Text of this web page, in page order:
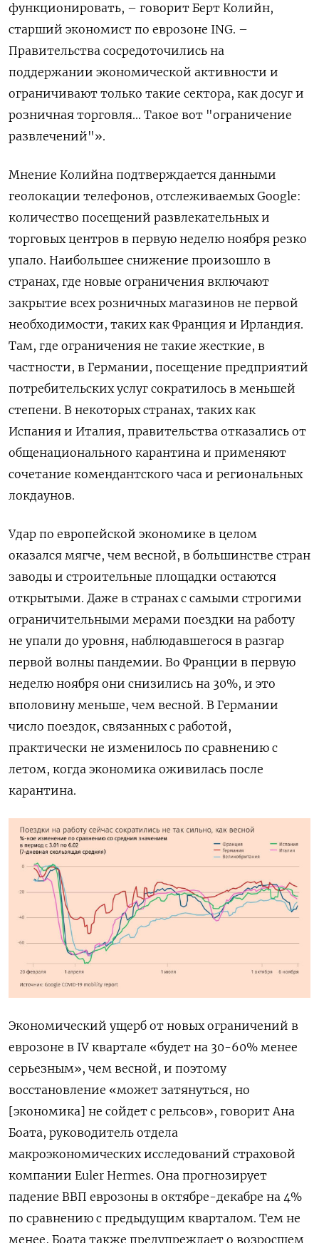
функционировать, – говорит Берт Колийн,
старший экономист по еврозоне ING. –
Правительства сосредоточились на
поддержании экономической активности и
ограничивают только такие сектора, как досуг и
розничная торговля... Такое вот "ограничение
развлечений"».
Мнение Колийна подтверждается данными
геолокации телефонов, отслеживаемых Google:
количество посещений развлекательных и
торговых центров в первую неделю ноября резко
упало. Наибольшее снижение произошло в
странах, где новые ограничения включают
закрытие всех розничных магазинов не первой
необходимости, таких как Франция и Ирландия.
Там, где ограничения не такие жесткие, в
частности, в Германии, посещение предприятий
потребительских услуг сократилось в меньшей
степени. В некоторых странах, таких как
Испания и Италия, правительства отказались от
общенационального карантина и применяют
сочетание комендантского часа и региональных
локдаунов.
Удар по европейской экономике в целом
оказался мягче, чем весной, в большинстве стран
заводы и строительные площадки остаются
открытыми. Даже в странах с самыми строгими
ограничительными мерами поездки на работу
не упали до уровня, наблюдавшегося в разгар
первой волны пандемии. Во Франции в первую
неделю ноября они снизились на 30%, и это
вполовину меньше, чем весной. В Германии
число поездок, связанных с работой,
практически не изменилось по сравнению с
летом, когда экономика оживилась после
карантина.
Экономический ущерб от новых ограничений в
еврозоне в IV квартале «будет на 30-60% менее
серьезным», чем весной, и поэтому
восстановление «может затянуться, но
[экономика] не сойдет с рельсов», говорит Ана
Боата, руководитель отдела
макроэкономических исследований страховой
компании Euler Hermes. Она прогнозирует
падение ВВП еврозоны в октябре-декабре на 4%
по сравнению с предыдущим кварталом. Тем не
менее, Боата также предупреждает о возросшем